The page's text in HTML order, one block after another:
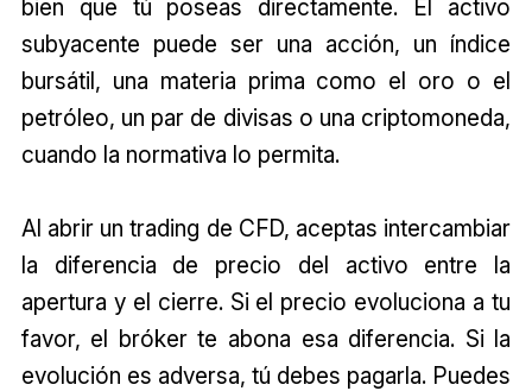
bien que tú poseas directamente. El activo
subyacente puede ser una acción, un índice
bursátil, una materia prima como el oro o el
petróleo, un par de divisas o una criptomoneda,
cuando la normativa lo permita.
Al abrir un trading de CFD, aceptas intercambiar
la diferencia de precio del activo entre la
apertura y el cierre. Si el precio evoluciona a tu
favor, el bróker te abona esa diferencia. Si la
evolución es adversa, tú debes pagarla. Puedes